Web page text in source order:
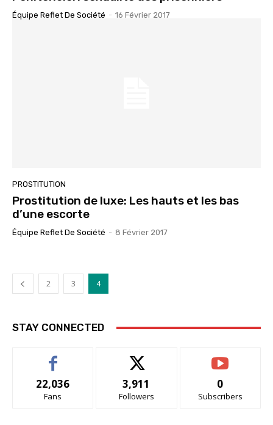
Équipe Reflet De Société - 16 Février 2017
PROSTITUTION
Prostitution de luxe: Les hauts et les bas
d’une escorte
Équipe Reflet De Société - 8 Février 2017
2 3 4
STAY CONNECTED
22,036
Fans
3,911
Followers
0
Subscribers